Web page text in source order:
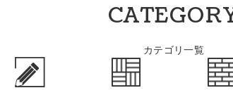
カテゴリ一覧